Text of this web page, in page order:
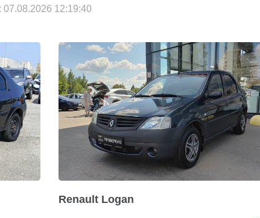
12:19:40
Renault Logan